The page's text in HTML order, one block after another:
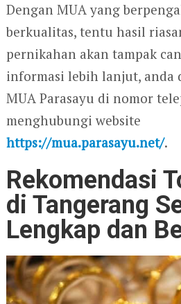
Dengan MUA yang
berkualitas, tentu hasil
pernikahan akan tampak
informasi lebih lanjut, anda
MUA Parasayu di nomor
menghubungi website
https://mua.parasayu.net/.
Rekomendasi
di Tangerang
Lengkap dan